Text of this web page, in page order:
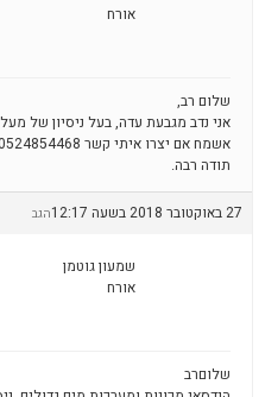
אורח
שלום רב,
אני נדב מגבעת עדה, בעל ניסיון של
אשמח אם יצרו איתי קשר 0524854468
תודה רבה.
27 באוקטובר 2018 בשעה 12:17 הגב
שמעון גוטמן
אורח
שלוםרב